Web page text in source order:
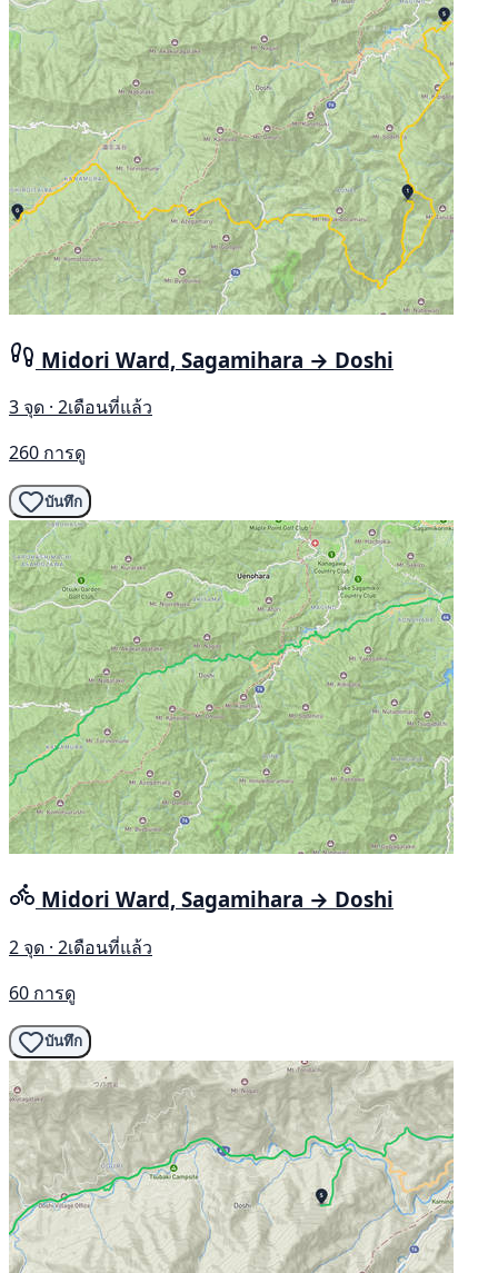
Midori Ward, Sagamihara → Doshi
3 จุด · 2เดือนที่แล้ว
260 การดู
บันทึก
Midori Ward, Sagamihara → Doshi
2 จุด · 2เดือนที่แล้ว
60 การดู
บันทึก